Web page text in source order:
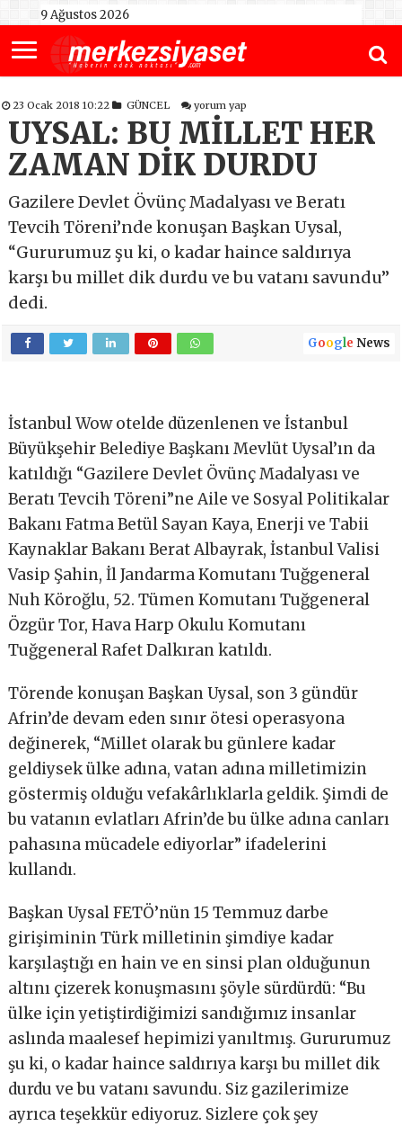
9 Ağustos 2026
23 Ocak 2018 10:22 GÜNCEL yorum yap
UYSAL: BU MİLLET HER
ZAMAN DİK DURDU
Gazilere Devlet Övünç Madalyası ve Beratı
Tevcih Töreni’nde konuşan Başkan Uysal,
“Gururumuz şu ki, o kadar haince saldırıya
karşı bu millet dik durdu ve bu vatanı savundu”
dedi.
Google News
İstanbul Wow otelde düzenlenen ve İstanbul
Büyükşehir Belediye Başkanı Mevlüt Uysal’ın da
katıldığı “Gazilere Devlet Övünç Madalyası ve
Beratı Tevcih Töreni”ne Aile ve Sosyal Politikalar
Bakanı Fatma Betül Sayan Kaya, Enerji ve Tabii
Kaynaklar Bakanı Berat Albayrak, İstanbul Valisi
Vasip Şahin, İl Jandarma Komutanı Tuğgeneral
Nuh Köroğlu, 52. Tümen Komutanı Tuğgeneral
Özgür Tor, Hava Harp Okulu Komutanı
Tuğgeneral Rafet Dalkıran katıldı.
Törende konuşan Başkan Uysal, son 3 gündür
Afrin’de devam eden sınır ötesi operasyona
değinerek, “Millet olarak bu günlere kadar
geldiysek ülke adına, vatan adına milletimizin
göstermiş olduğu vefakârlıklarla geldik. Şimdi de
bu vatanın evlatları Afrin’de bu ülke adına canları
pahasına mücadele ediyorlar” ifadelerini
kullandı.
Başkan Uysal FETÖ’nün 15 Temmuz darbe
girişiminin Türk milletinin şimdiye kadar
karşılaştığı en hain ve en sinsi plan olduğunun
altını çizerek konuşmasını şöyle sürdürdü: “Bu
ülke için yetiştirdiğimizi sandığımız insanlar
aslında maalesef hepimizi yanıltmış. Gururumuz
şu ki, o kadar haince saldırıya karşı bu millet dik
durdu ve bu vatanı savundu. Siz gazilerimize
ayrıca teşekkür ediyoruz. Sizlere çok şey